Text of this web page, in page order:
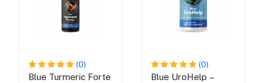
(0)
Blue Turmeric Forte
(0)
Blue UroHelp –